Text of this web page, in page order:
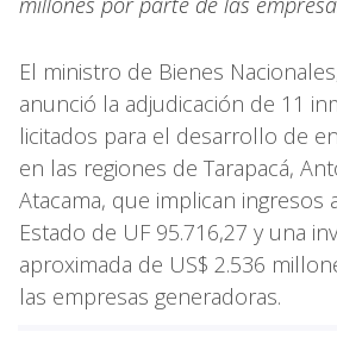
El ministro de Bienes
anunció la adjudicación de 11
licitados para el desarrollo de
en las regiones de Tarapacá,
Atacama, que implican ingresos
Estado de UF 95.716,27 y una
aproximada de US$ 2.536
las empresas generadoras.